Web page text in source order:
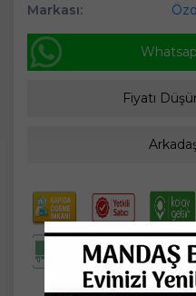
Markası:
Fiyatı